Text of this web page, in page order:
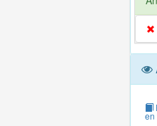
en